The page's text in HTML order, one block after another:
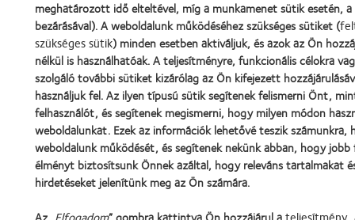
meghatározott idő elteltével, míg a munkamenet sütik esetén, a
bezárásával). A weboldalunk működéséhez szükséges sütiket (
szükséges sütik) minden esetben aktiváljuk, és azok az Ön
nélkül is használhatóak. A teljesítményre, funkcionális célokra
szolgáló további sütiket kizárólag az Ön kifejezett
használjuk fel. Az ilyen típusú sütik segítenek felismerni Önt,
felhasználót, és segítenek megismerni, hogy milyen módon
weboldalunkat. Ezek az információk lehetővé teszik számunkra,
weboldalunk működését, és segítenek nekünk abban, hogy jobb
élményt biztosítsunk Önnek azáltal, hogy releváns tartalmakat
hirdetéseket jelenítünk meg az Ön számára.